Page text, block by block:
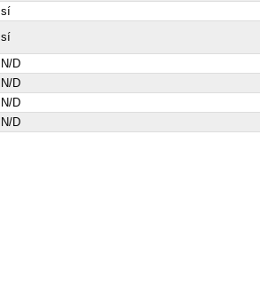
sí
sí
N/D
N/D
N/D
N/D